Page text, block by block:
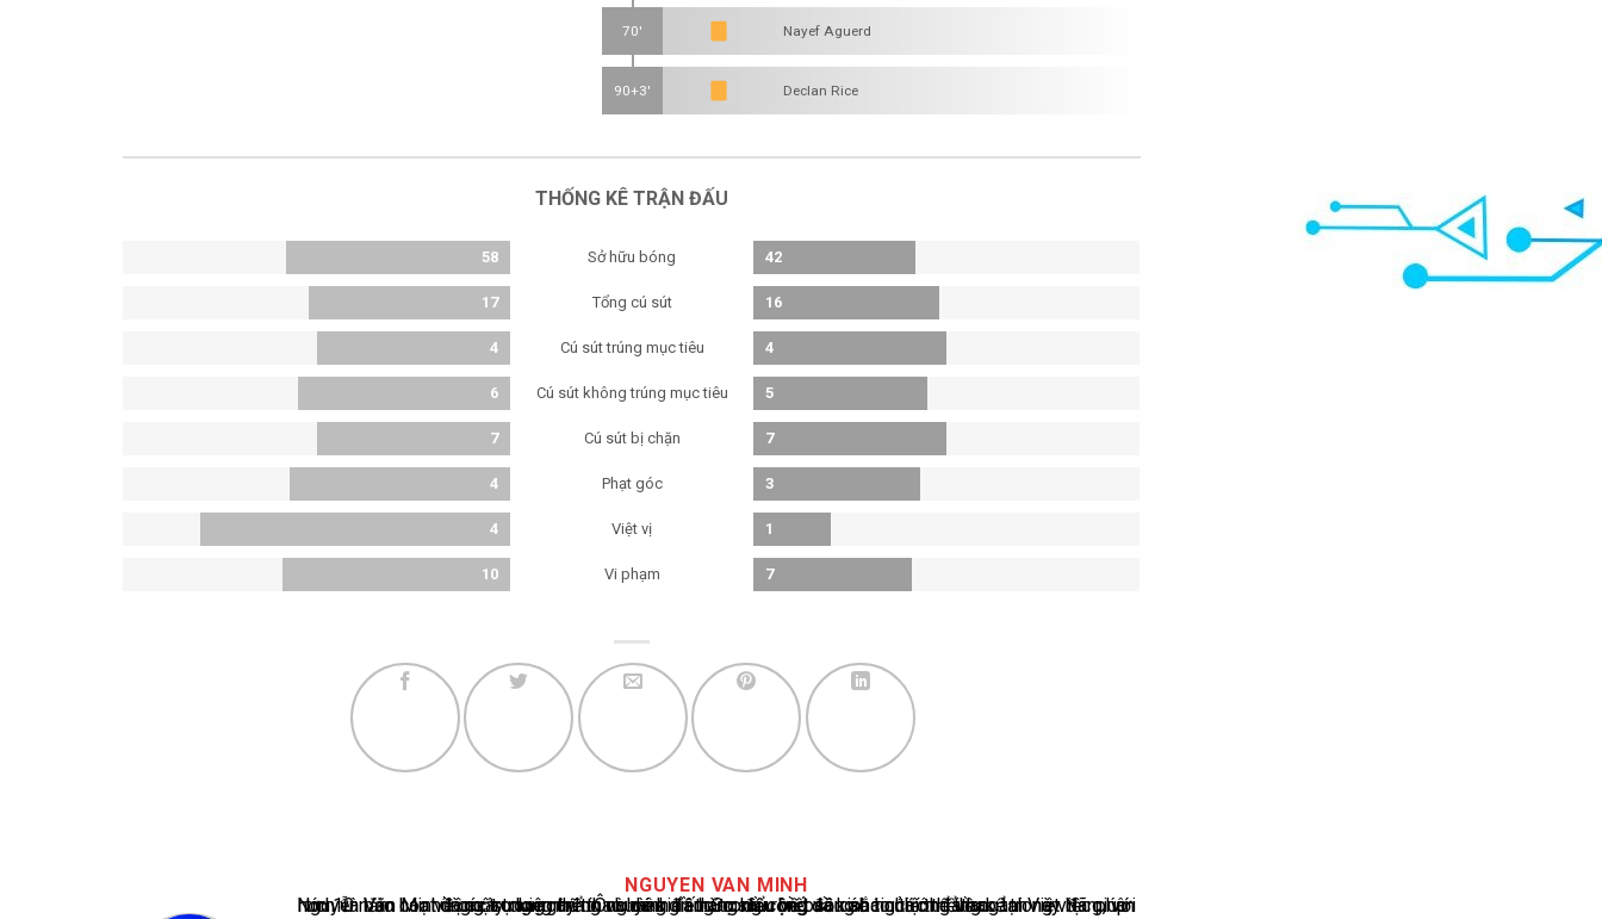
70' Nayef Aguerd
90+3' Declan Rice
THỐNG KÊ TRẬN ĐẤU
58 Sở hữu bóng 42
17 Tổng cú sút 16
4 Cú sút trúng mục tiêu 4
6 Cú sút không trúng mục tiêu 5
7 Cú sút bị chặn 7
4 Phạt góc 3
4 Việt vị 1
10 Vi phạm 7
NGUYEN VAN MINH
Nguyễn Văn Minh là một trong những chuyên gia hàng đầu về báo cáo tin tức thể thao tại Việt Nam, với hơn 10 năm hoạt động trong ngành. Ông có kiến thức sâu rộng và kinh nghiệm đáng kể trong việc phân tích và báo cáo về các sự kiện thể thao hàng đầu. Sự hiểu biết sâu sắc của ông về ngành này đã giúp ông xây dựng uy tín và danh tiếng trong cộng đồng báo chí thể thao.